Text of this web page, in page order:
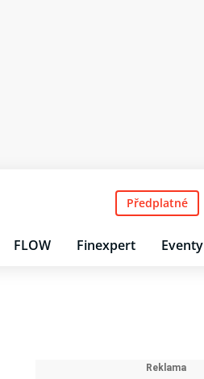
FLOW Finexpert Eventy
Předplatné